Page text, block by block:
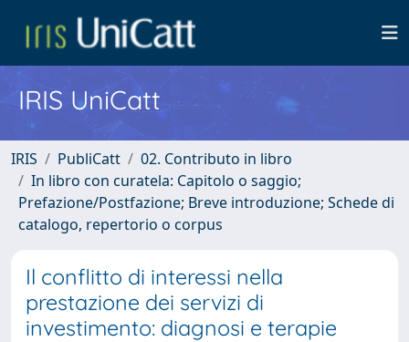
IRIS UniCatt
IRIS PubliCatt
02. Contributo in libro
In libro con curatela: Capitolo o saggio;
Prefazione/Postfazione; Breve introduzione; Schede di
catalogo, repertorio o corpus
Il conflitto di interessi nella
prestazione dei servizi di
investimento: diagnosi e terapie